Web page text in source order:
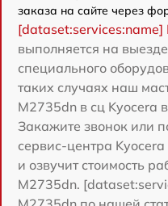
заказа на сайте через
[dataset:services:name]
выполняется на
специального
таких случаях наш
M2735dn в сц Kyocera
Закажите звонок или
сервис-центра
и озвучит стоимость
M2735dn.